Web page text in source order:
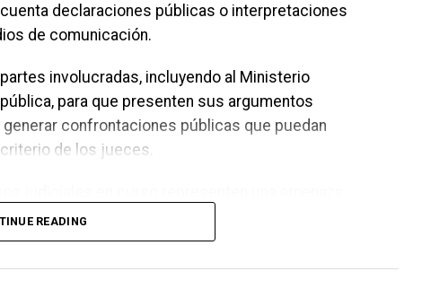
declaraciones públicas o interpretaciones
de comunicación.
involucradas, incluyendo al Ministerio
para que presenten sus argumentos
confrontaciones públicas que puedan
de los jueces.
que los asuntos legales deben resolverse en los
o decisiones de carácter político deberán
dentro del proceso electoral.
READING